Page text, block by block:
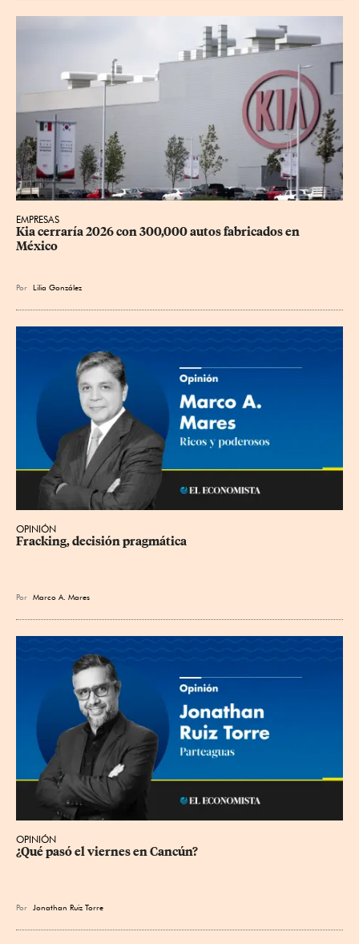
EMPRESAS
Kia cerraría 2026 con 300,000 autos fabricados en
México
Por Lilia González
OPINIÓN
Fracking, decisión pragmática
Por Marco A. Mares
OPINIÓN
¿Qué pasó el viernes en Cancún?
Por Jonathan Ruiz Torre